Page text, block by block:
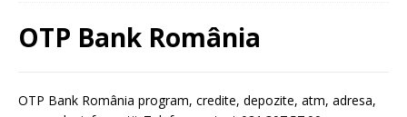
OTP Bank România
OTP Bank România program, credite, depozite, atm, adresa,